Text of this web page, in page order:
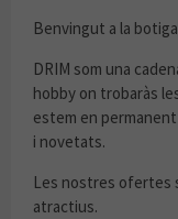
Benvingut a la
DRIM som una
hobby on trobaràs
estem en
i novetats.
Les nostres ofertes
atractius.